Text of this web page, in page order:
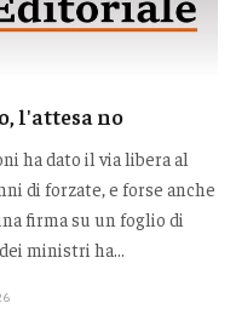
l'attesa no
ha dato il via libera al
di forzate, e forse anche
firma su un foglio di
ministri ha...